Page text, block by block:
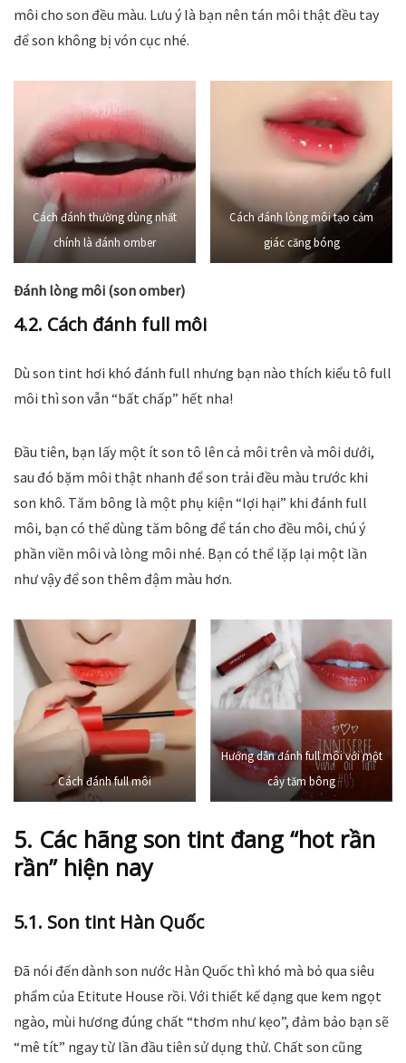
môi cho son đều màu. Lưu ý là bạn nên tán môi thật đều tay
để son không bị vón cục nhé.
Cách đánh thường dùng nhất
chính là đánh omber
Cách đánh lòng môi tạo cảm
giác căng bóng
Đánh lòng môi (son omber)
4.2. Cách đánh full môi
Dù son tint hơi khó đánh full nhưng bạn nào thích kiểu tô full
môi thì son vẫn “bất chấp” hết nha!
Đầu tiên, bạn lấy một ít son tô lên cả môi trên và môi dưới,
sau đó bặm môi thật nhanh để son trải đều màu trước khi
son khô. Tăm bông là một phụ kiện “lợi hại” khi đánh full
môi, bạn có thể dùng tăm bông để tán cho đều môi, chú ý
phần viền môi và lòng môi nhé. Bạn có thể lặp lại một lần
như vậy để son thêm đậm màu hơn.
Cách đánh full môi
Hướng dẫn đánh full môi với một
cây tăm bông
5. Các hãng son tint đang “hot rần
rần” hiện nay
5.1. Son tint Hàn Quốc
Đã nói đến dành son nước Hàn Quốc thì khó mà bỏ qua siêu
phẩm của Etitute House rồi. Với thiết kế dạng que kem ngọt
ngào, mùi hương đúng chất “thơm như kẹo”, đảm bảo bạn sẽ
“mê tít” ngay từ lần đầu tiên sử dụng thử. Chất son cũng